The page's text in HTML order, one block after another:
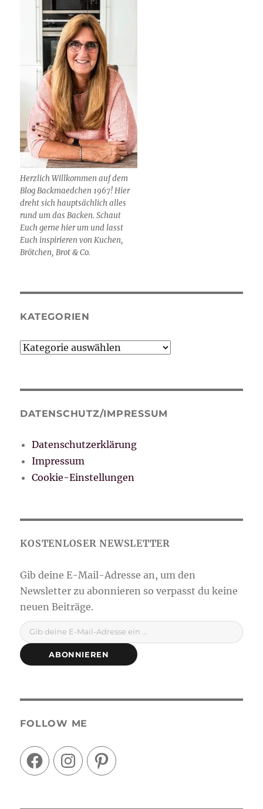
Herzlich Willkommen auf dem
Blog Backmaedchen 1967! Hier
dreht sich hauptsächlich alles
rund um das Backen. Schaut
Euch gerne hier um und lasst
Euch inspirieren von Kuchen,
Brötchen, Brot & Co.
KATEGORIEN
Kategorien
DATENSCHUTZ/IMPRESSUM
Datenschutzerklärung
Impressum
Cookie-Einstellungen
Gib deine E-Mail-Adresse ein ...
ABONNIEREN
FOLLOW ME
FacebookInstagramPinterest